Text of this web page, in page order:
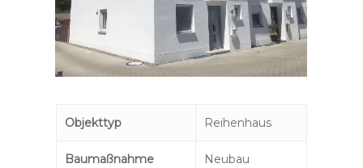
Objekttyp Reihenhaus
Baumaßnahme Neubau